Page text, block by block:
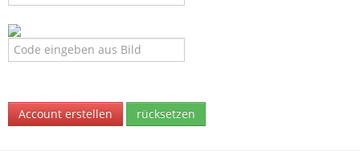
Account erstellen rücksetzen